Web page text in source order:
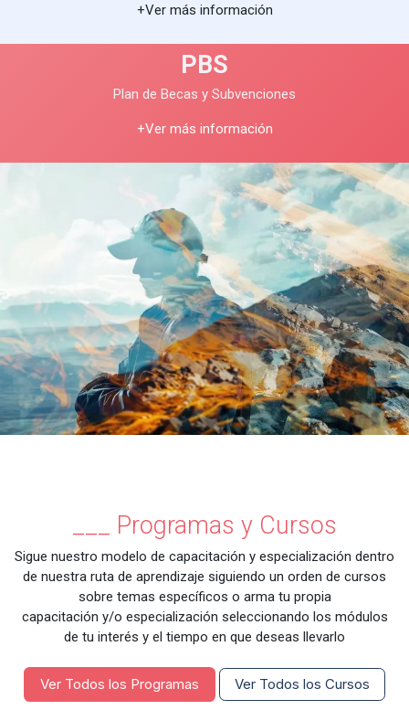
+Ver más información
PBS
Plan de Becas y Subvenciones
+Ver más información
___ Programas y Cursos
Sigue nuestro modelo de capacitación y especialización dentro
de nuestra ruta de aprendizaje siguiendo un orden de cursos
sobre temas específicos o arma tu propia
capacitación y/o especialización seleccionando los módulos
de tu interés y el tiempo en que deseas llevarlo
Ver Todos los Programas Ver Todos los Cursos